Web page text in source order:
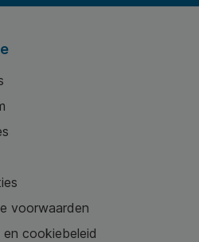
voorwaarden
cookiebeleid